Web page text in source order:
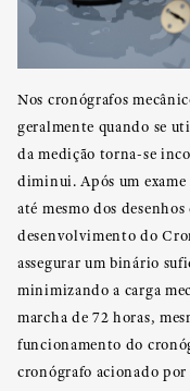
Nos cronógrafos
geralmente quando se
da medição torna-se
diminui. Após um
até mesmo dos
desenvolvimento do
assegurar um binário
minimizando a carga
marcha de 72 horas,
funcionamento do
cronógrafo acionado